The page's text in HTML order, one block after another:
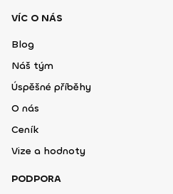
VÍC O NÁS
Blog
Náš tým
Úspěšné příběhy
O nás
Ceník
Vize a hodnoty
PODPORA